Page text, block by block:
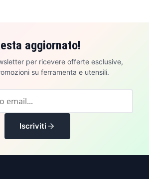
aggiornato!
per ricevere offerte esclusive,
su ferramenta e utensili.
Iscriviti